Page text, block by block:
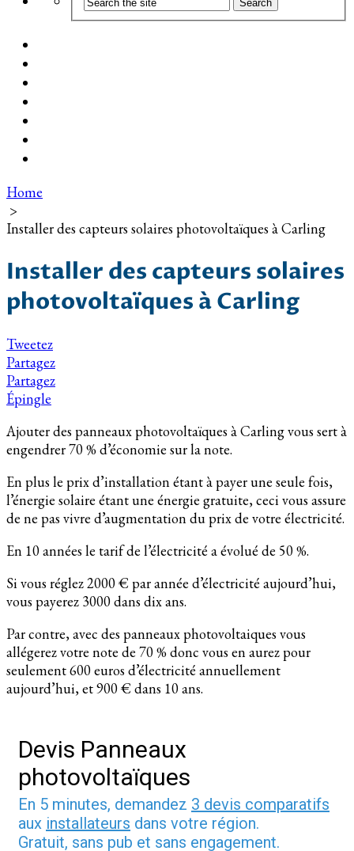
Home
>
Installer des capteurs solaires photovoltaïques à Carling
Installer des capteurs solaires
photovoltaïques à Carling
Tweetez
Partagez
Partagez
Épingle
Ajouter des panneaux photovoltaïques à Carling vous sert à
engendrer 70 % d’économie sur la note.
En plus le prix d’installation étant à payer une seule fois,
l’énergie solaire étant une énergie gratuite, ceci vous assure
de ne pas vivre d’augmentation du prix de votre électricité.
En 10 années le tarif de l’électricité a évolué de 50 %.
Si vous réglez 2000 € par année d’électricité aujourd’hui,
vous payerez 3000 dans dix ans.
Par contre, avec des panneaux photovoltaiques vous
allégerez votre note de 70 % donc vous en aurez pour
seulement 600 euros d’électricité annuellement
aujourd’hui, et 900 € dans 10 ans.
Devis Panneaux
photovoltaïques
En 5 minutes, demandez 3 devis comparatifs
aux installateurs dans votre région.
Gratuit, sans pub et sans engagement.